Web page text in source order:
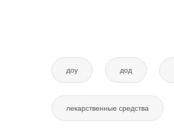
доу дод
лекарственные средства